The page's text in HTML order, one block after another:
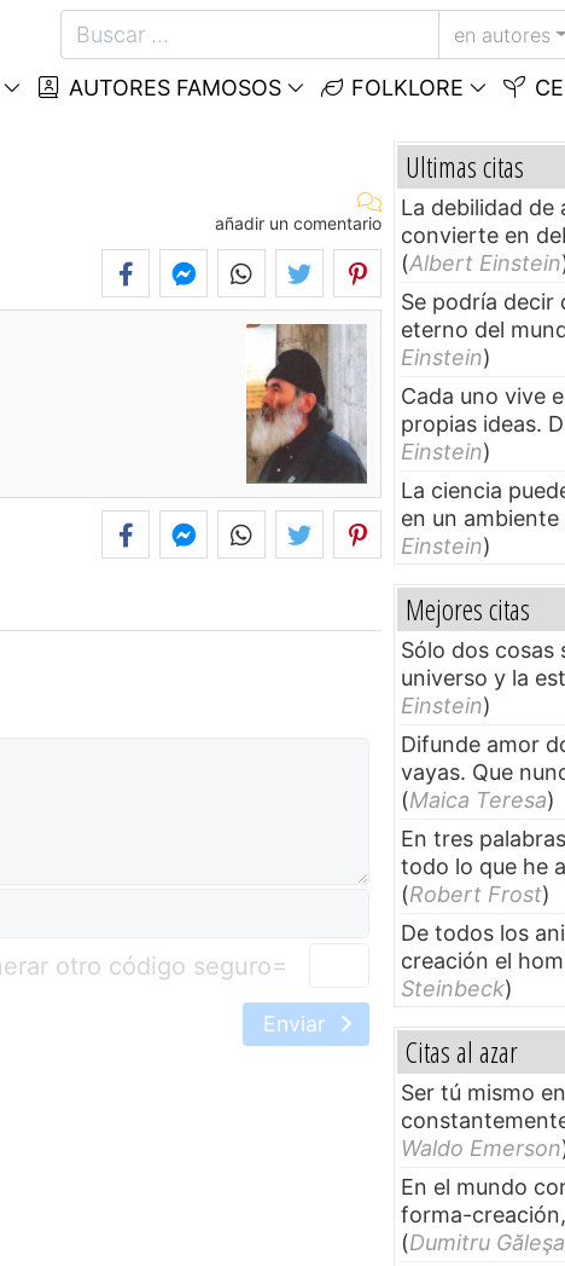
en autores
AUTORES FAMOSOS FOLKLORE
añadir un comentario
=
Enviar
Ultimas citas
La debilidad de
convierte en
(Albert Einstein
Se podría decir
eterno del
Einstein)
Cada uno vive
propias ideas.
Einstein)
La ciencia
en un ambiente
Einstein)
Mejores citas
Sólo dos cosas
universo y la
Einstein)
Difunde amor
vayas. Que
(Maica Teresa)
En tres
todo lo que he
(Robert Frost)
De todos los
creación el
Steinbeck)
Citas al azar
Ser tú mismo
Waldo Emerson
En el mundo
forma-
(Dumitru